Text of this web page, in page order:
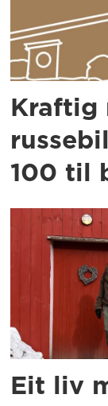
Kraftig
100 til
Eit liv